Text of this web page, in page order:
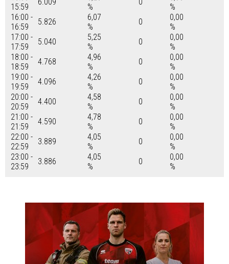
15:59
%
%
16:00 -
16:59
5.826
6,07
%
0
0,00
%
17:00 -
17:59
5.040
5,25
%
0
0,00
%
18:00 -
18:59
4.768
4,96
%
0
0,00
%
19:00 -
19:59
4.096
4,26
%
0
0,00
%
20:00 -
20:59
4.400
4,58
%
0
0,00
%
21:00 -
21:59
4.590
4,78
%
0
0,00
%
22:00 -
22:59
3.889
4,05
%
0
0,00
%
23:00 -
23:59
3.886
4,05
%
0
0,00
%